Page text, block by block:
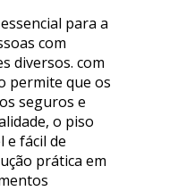
para a
com
diversos. com
permite que os
seguros e
o piso
e fácil de
prática em